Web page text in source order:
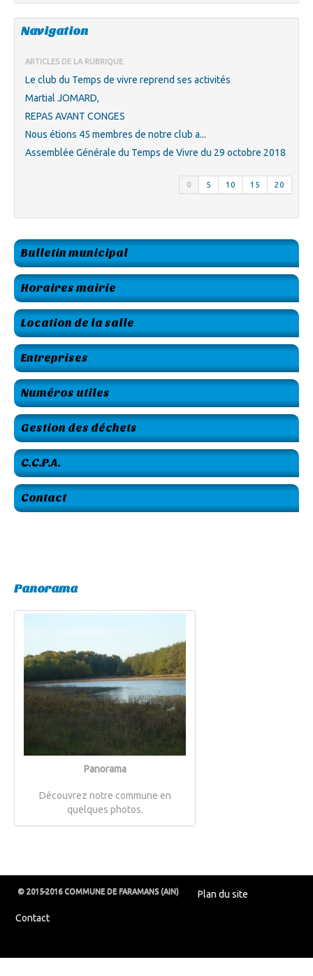
Navigation
ARTICLES DE LA RUBRIQUE
Le club du Temps de vivre reprend ses activités
Martial JOMARD,
REPAS AVANT CONGES
Nous étions 45 membres de notre club a...
Assemblée Générale du Temps de Vivre du 29 octobre 2018
0 5 10 15 20
Bulletin municipal
Horaires mairie
Location de la salle
Entreprises
Numéros utiles
Gestion des déchets
C.C.P.A.
Contact
Panorama
Panorama
Découvrez notre commune en
quelques photos.
© 2015-2016 COMMUNE DE FARAMANS (AIN) Plan du site
Contact